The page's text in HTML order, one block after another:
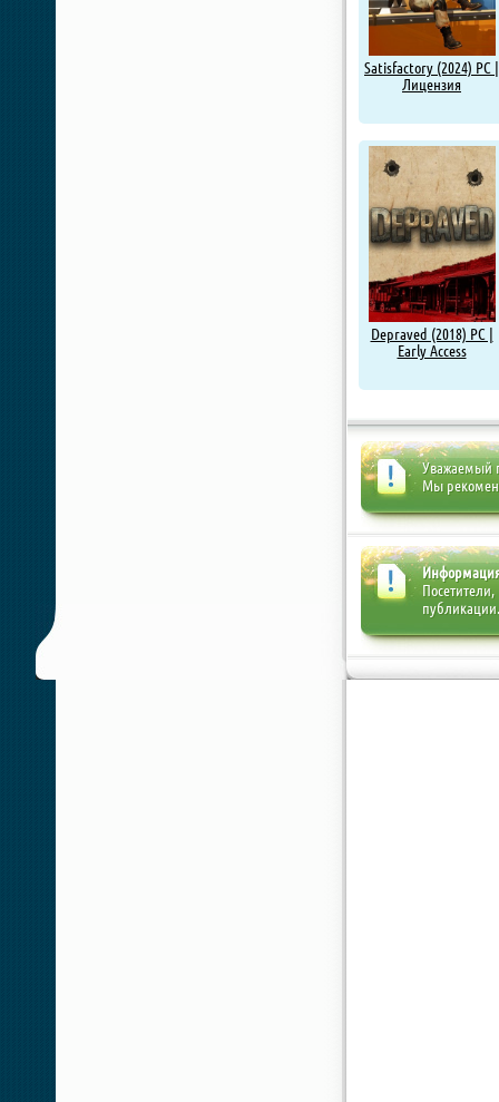
Satisfactory (2024) PC |
Лицензия
Depraved (2018) PC |
Early Access
Уважаемый
Мы
публикации.